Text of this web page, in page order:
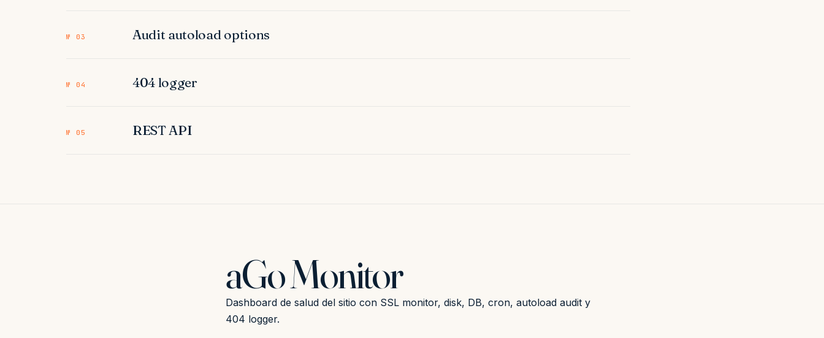
№ 03 Audit autoload options
№ 04 404 logger
№ 05 REST API
aGo Monitor
Dashboard de salud del sitio con SSL monitor, disk, DB, cron, autoload audit y
404 logger.